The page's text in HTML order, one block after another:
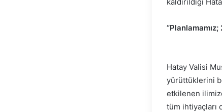
Hatay Valisi
yürüttüklerini
etkilenen
tüm ihtiyaçları